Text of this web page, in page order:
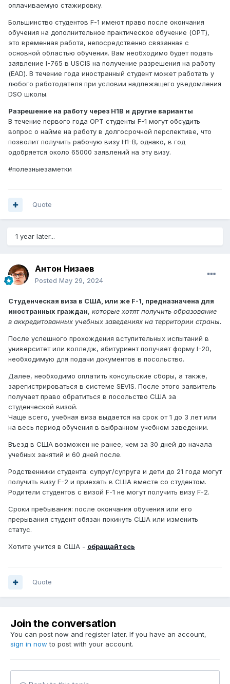
оплачиваемую стажировку.
Большинство студентов F-1 имеют право после окончания
обучения на дополнительное практическое обучение (OPT),
это временная работа, непосредственно связанная с
основной областью обучения. Вам необходимо будет подать
заявление I-765 в USCIS на получение разрешения на работу
(EAD). В течение года иностранный студент может работать у
любого работодателя при условии надлежащего уведомления
DSO школы.
Разрешение на работу через H1B и другие варианты
В течение первого года OPT студенты F-1 могут обсудить
вопрос о найме на работу в долгосрочной перспективе, что
позволит получить рабочую визу H1-B, однако, в год
одобряется около 65000 заявлений на эту визу.
#полезныезаметки
Quote
1 year later...
Антон Низаев
Posted May 29, 2024
Студенческая виза в США, или же F-1, предназначена для
иностранных граждан, которые хотят получить образование
в аккредитованных учебных заведениях на территории страны.
После успешного прохождения вступительных испытаний в
университет или колледж, абитуриент получает форму I-20,
необходимую для подачи документов в посольство.
Далее, необходимо оплатить консульские сборы, а также,
зарегистрироваться в системе SEVIS. После этого заявитель
получает право обратиться в посольство США за
студенческой визой.
Чаще всего, учебная виза выдается на срок от 1 до 3 лет или
на весь период обучения в выбранном учебном заведении.
Въезд в США возможен не ранее, чем за 30 дней до начала
учебных занятий и 60 дней после.
Родственники студента: супруг/супруга и дети до 21 года могут
получить визу F-2 и приехать в США вместе со студентом.
Родители студентов с визой F-1 не могут получить визу F-2.
Сроки пребывания: после окончания обучения или его
прерывания студент обязан покинуть США или изменить
статус.
Хотите учится в США - обращайтесь
Quote
Join the conversation
You can post now and register later. If you have an account,
sign in now to post with your account.